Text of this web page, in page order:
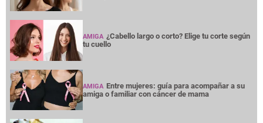
AMIGA ¿Cabello largo o corto? Elige tu corte según
tu cuello
AMIGA Entre mujeres: guía para acompañar a su
amiga o familiar con cáncer de mama